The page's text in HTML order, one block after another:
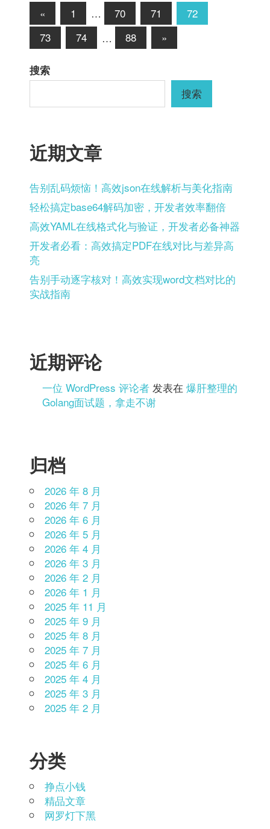
文
章
分
页
« Previous
Posts
1 … 70 71
72
73
74 … 88
Next
Posts
»
搜索
搜索
近期文章
告别乱码烦恼！高效json在线解析与美化指南
轻松搞定base64解码加密，开发者效率翻倍
高效YAML在线格式化与验证，开发者必备神器
开发者必看：高效搞定PDF在线对比与差异高
亮
告别手动逐字核对！高效实现word文档对比的
实战指南
近期评论
一位 WordPress 评论者 发表在爆肝整理的
Golang面试题，拿走不谢
归档
2026 年 8 月
2026 年 7 月
2026 年 6 月
2026 年 5 月
2026 年 4 月
2026 年 3 月
2026 年 2 月
2026 年 1 月
2025 年 11 月
2025 年 9 月
2025 年 8 月
2025 年 7 月
2025 年 6 月
2025 年 4 月
2025 年 3 月
2025 年 2 月
分类
挣点小钱
精品文章
网罗灯下黑